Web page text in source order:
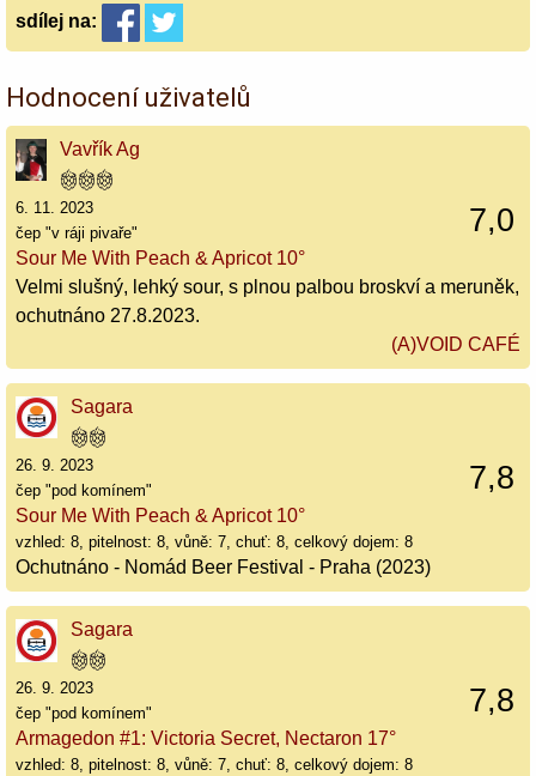
sdílej na:
Hodnocení uživatelů
Vavřík Ag
7,0
6. 11. 2023
čep "v ráji pivaře"
Sour Me With Peach & Apricot 10°
Velmi slušný, lehký sour, s plnou palbou broskví a meruněk,
ochutnáno 27.8.2023.
(A)VOID CAFÉ
Sagara
7,8
26. 9. 2023
čep "pod komínem"
Sour Me With Peach & Apricot 10°
vzhled: 8, pitelnost: 8, vůně: 7, chuť: 8, celkový dojem: 8
Ochutnáno - Nomád Beer Festival - Praha (2023)
Sagara
7,8
26. 9. 2023
čep "pod komínem"
Armagedon #1: Victoria Secret, Nectaron 17°
vzhled: 8, pitelnost: 8, vůně: 7, chuť: 8, celkový dojem: 8